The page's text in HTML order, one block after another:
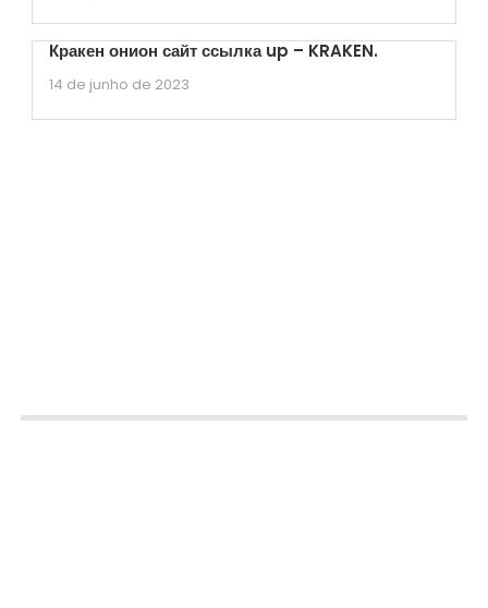
Кракен онион сайт ссылка up – KRAKEN.
14 de junho de 2023